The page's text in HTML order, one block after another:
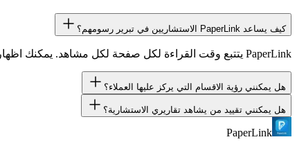
كيف يساعد PaperLink الاستشاريين في تبرير رسومهم؟
PaperLink يتتبع وقت القراءة لكل صفحة لكل مشاهد. يمكنك اظهار للعملاء ان فريقهم قضى مجتمعا 3 ساعات في قراءة مخرجاتك - دليل ملموس على التفاعل والقيمة.
هل يمكنني رؤية الاقسام التي يركز عليها العملاء؟
نعم. PaperLink يعرض الوقت لكل صفحة لكل مشاهد. يمكنك رؤية الاقسام التي قضى فيها الرئيس التنفيذي لعميلك اكثر الوقت مقارنة بالاقسام التي تخطاها.
هل يمكنني تقييد من يشاهد تقاريري الاستشارية؟
نعم. استخدم التحقق من البريد الالكتروني لاشتراط تعريف
PaperLink